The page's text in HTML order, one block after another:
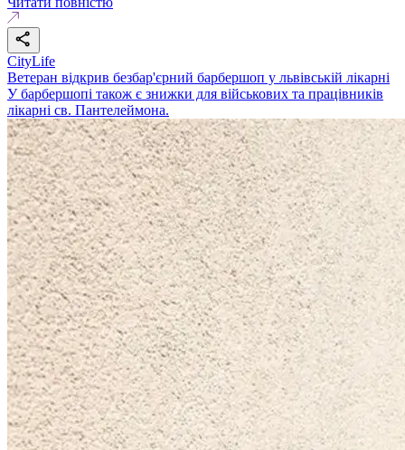
CityLife
Ветеран відкрив безбар'єрний барбершоп у львівській лікарні
У барбершопі також є знижки для військових та працівників
лікарні св. Пантелеймона.